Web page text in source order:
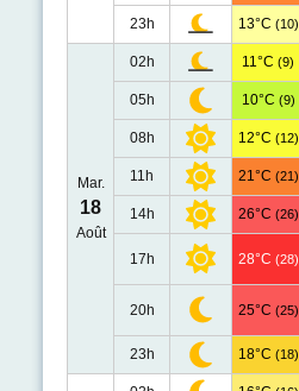
23h 13°C (10)
Mar.
18
Août
02h 11°C (9)
05h 10°C (9)
08h 12°C (12)
11h 21°C (21)
14h 26°C (26)
17h 28°C (28)
20h 25°C (25)
23h 18°C (18)